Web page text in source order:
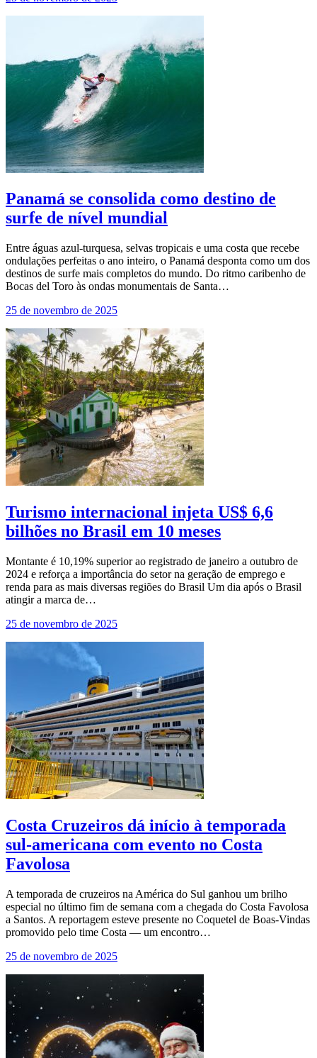
Panamá se consolida como destino de
surfe de nível mundial
Entre águas azul-turquesa, selvas tropicais e uma costa que recebe
ondulações perfeitas o ano inteiro, o Panamá desponta como um dos
destinos de surfe mais completos do mundo. Do ritmo caribenho de
Bocas del Toro às ondas monumentais de Santa…
25 de novembro de 2025
Turismo internacional injeta US$ 6,6
bilhões no Brasil em 10 meses
Montante é 10,19% superior ao registrado de janeiro a outubro de
2024 e reforça a importância do setor na geração de emprego e
renda para as mais diversas regiões do Brasil Um dia após o Brasil
atingir a marca de…
25 de novembro de 2025
Costa Cruzeiros dá início à temporada
sul-americana com evento no Costa
Favolosa
A temporada de cruzeiros na América do Sul ganhou um brilho
especial no último fim de semana com a chegada do Costa Favolosa
a Santos. A reportagem esteve presente no Coquetel de Boas-Vindas
promovido pelo time Costa — um encontro…
25 de novembro de 2025